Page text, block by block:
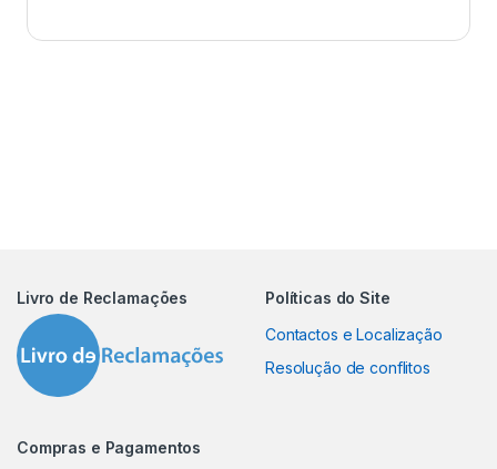
Livro de Reclamações
Políticas do Site
Contactos e Localização
Resolução de conflitos
Compras e Pagamentos